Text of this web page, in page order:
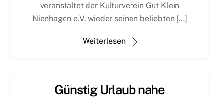
veranstaltet der Kulturverein Gut Klein
Nienhagen e.V. wieder seinen beliebten […]
Weiterlesen
Günstig Urlaub nahe